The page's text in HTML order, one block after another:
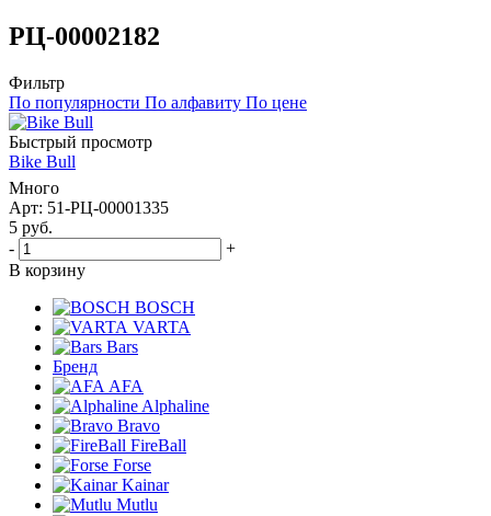
РЦ-00002182
Фильтр
По популярности По алфавиту По цене
Быстрый просмотр
Bike Bull
Много
Арт: 51-РЦ-00001335
5 руб.
-
+
В корзину
BOSCH
VARTA
Bars
Бренд
AFA
Alphaline
Bravo
FireBall
Forse
Kainar
Mutlu